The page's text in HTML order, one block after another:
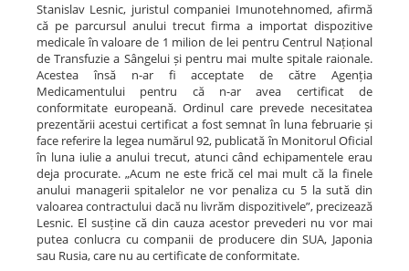
Stanislav Lesnic, juristul companiei Imunotehnomed, afirmă
că pe parcursul anului trecut firma a importat dispozitive
medicale în valoare de 1 milion de lei pentru Centrul Național
de Transfuzie a Sângelui și pentru mai multe spitale raionale.
Acestea însă n-ar fi acceptate de către Agenția
Medicamentului pentru că n-ar avea certificat de
conformitate europeană. Ordinul care prevede necesitatea
prezentării acestui certificat a fost semnat în luna februarie și
face referire la legea numărul 92, publicată în Monitorul Oficial
în luna iulie a anului trecut, atunci când echipamentele erau
deja procurate. „Acum ne este frică cel mai mult că la finele
anului managerii spitalelor ne vor penaliza cu 5 la sută din
valoarea contractului dacă nu livrăm dispozitivele”, precizează
Lesnic. El susține că din cauza acestor prevederi nu vor mai
putea conlucra cu companii de producere din SUA, Japonia
sau Rusia, care nu au certificate de conformitate.